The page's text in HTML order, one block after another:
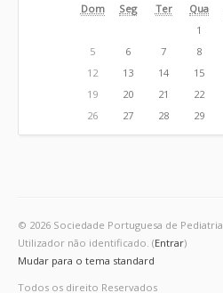
Dom Seg Ter Qua
1
5
6 7 8
12
13 14 15
19
20 21 22
26
27 28 29
© 2026 Sociedade Portuguesa de Pediatria
Utilizador não identificado. (Entrar)
Mudar para o tema standard
Todos os direito Reservados